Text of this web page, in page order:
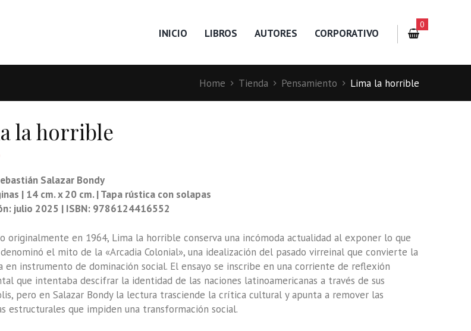
INICIO LIBROS AUTORES CORPORATIVO
0
Home Tienda Pensamiento Lima la horrible
la horrible
Salazar Bondy
| 14 cm. x 20 cm. | Tapa rústica con solapas
julio 2025 | ISBN: 9786124416552
originalmente en 1964, Lima la horrible conserva una incómoda actualidad al exponer lo que
el mito de la «Arcadia Colonial», una idealización del pasado virreinal que convierte la
en instrumento de dominación social. El ensayo se inscribe en una corriente de reflexión
que intentaba descifrar la identidad de las naciones latinoamericanas a través de sus
pero en Salazar Bondy la lectura trasciende la crítica cultural y apunta a remover las
estructurales que impiden una transformación social.